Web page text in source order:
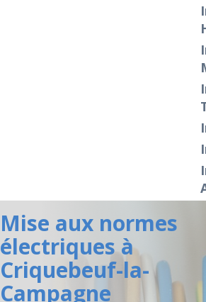
Mise aux normes
électriques à
Criquebeuf-la-
Campagne